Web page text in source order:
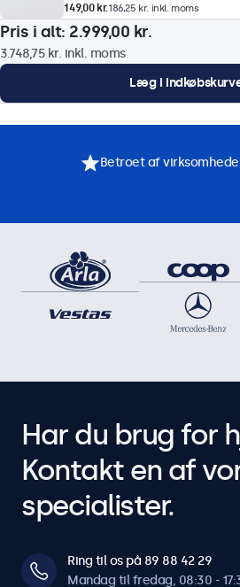
10-trykpunkter (Multi-Touch)
Touch-interface
USB HID-kompatibel
Kontrol
Stylus, hånd, handske
Understøttelse af gestus
Download drivere til touchskærm
Tænd automatisk
Tænder automatisk, når der
Dæmpbar
dæmper.
149,00 kr.186,25 kr. inkl. moms
Pris i alt: 2.999,00 kr.
3.748,75 kr. inkl. moms
Læg i
Specifikationer
Betroet af
Har du brug for
Kontakt en af
specialister.
Ring til os på 89 88 42 29
Mandag til fredag, 08:30 -